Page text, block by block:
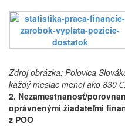
Zdroj obrázka: Polovica
každý mesiac menej ako 830
2. Nezamestnanosť/
oprávnenými žiadateľmi
z POO